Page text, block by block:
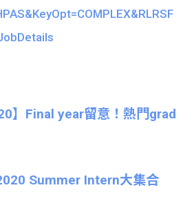
】Final year留意！熱門grad
Summer Intern大集合